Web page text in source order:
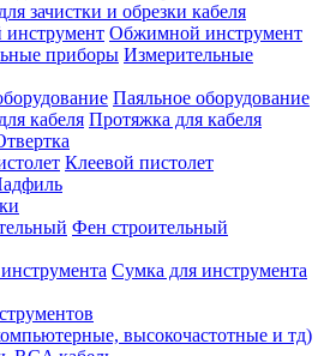
зачистки и обрезки кабеля
Обжимной инструмент
Измерительные
Паяльное оборудование
Протяжка для кабеля
Клеевой пистолет
Фен строительный
Сумка для инструмента
высокочастотные и тд)